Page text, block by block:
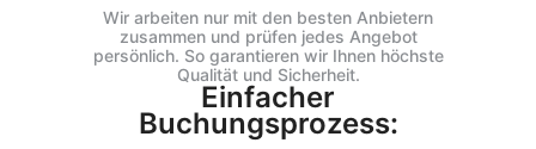
Wir arbeiten nur mit den besten Anbietern
zusammen und prüfen jedes Angebot
persönlich. So garantieren wir Ihnen höchste
Qualität und Sicherheit.
Einfacher
Buchungsprozess: